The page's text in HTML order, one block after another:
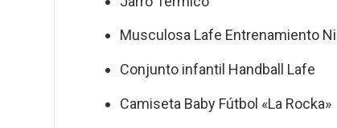
Musculosa Lafe Entrenamiento
Conjunto infantil Handball Lafe
Camiseta Baby Fútbol «La Rocka»